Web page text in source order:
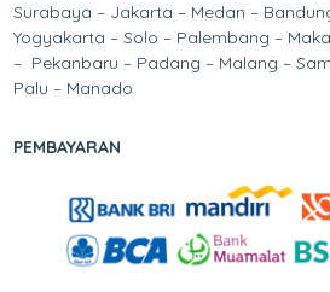
Surabaya – Jakarta – Medan –
Yogyakarta – Solo – Palembang –
– Pekanbaru – Padang – Malang –
Palu – Manado
PEMBAYARAN